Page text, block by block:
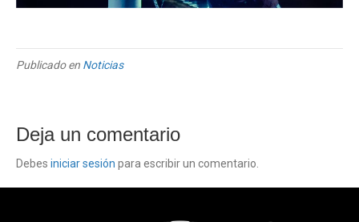
Publicado en Noticias
Deja un comentario
Debes iniciar sesión para escribir un comentario.